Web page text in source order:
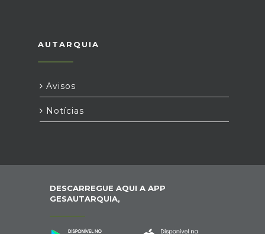
AUTARQUIA
Avisos
Notícias
DESCARREGUE AQUI A APP
GESAUTARQUIA,